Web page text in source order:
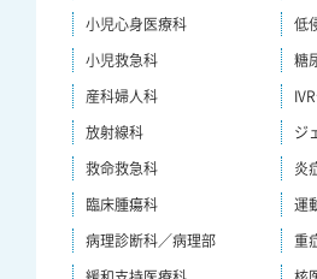
小児心身医療科
小児救急科
産科婦人科
放射線科
救命救急科
臨床腫瘍科
病理診断科／病理部
低
糖
ジ
炎
運
重